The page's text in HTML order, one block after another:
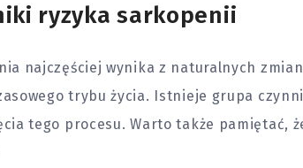
ryzyka sarkopenii
najczęściej wynika z naturalnych
trybu życia. Istnieje grupa
tego procesu. Warto także pamiętać,